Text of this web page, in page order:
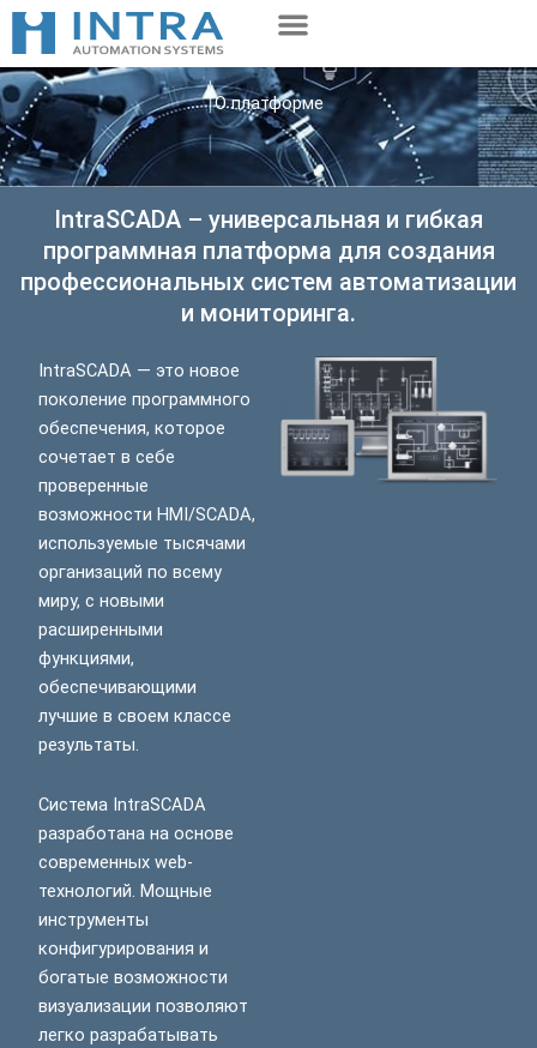
Перейти
содержимому
О платформе
IntraSCADA – универсальная и гибкая
программная платформа для создания
профессиональных систем автоматизации
и мониторинга.
IntraSCADA — это новое
поколение программного
обеспечения, которое
сочетает в себе
проверенные
возможности HMI/SCADA,
используемые тысячами
организаций по всему
миру, с новыми
расширенными
функциями,
обеспечивающими
лучшие в своем классе
результаты.
Система IntraSCADA
разработана на основе
современных web-
технологий. Мощные
инструменты
конфигурирования и
богатые возможности
визуализации позволяют
легко разрабатывать